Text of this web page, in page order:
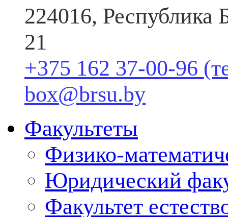
224016, Республика
21
+375 162 37-00-96
box@brsu.by
Факультеты
Физико-
Юридический
Факультет